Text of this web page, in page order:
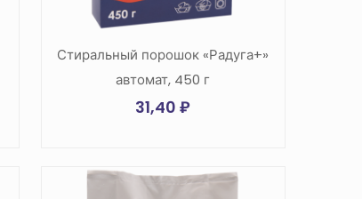
Стиральный порошок «Радуга+»
автомат, 450 г
31,40₽